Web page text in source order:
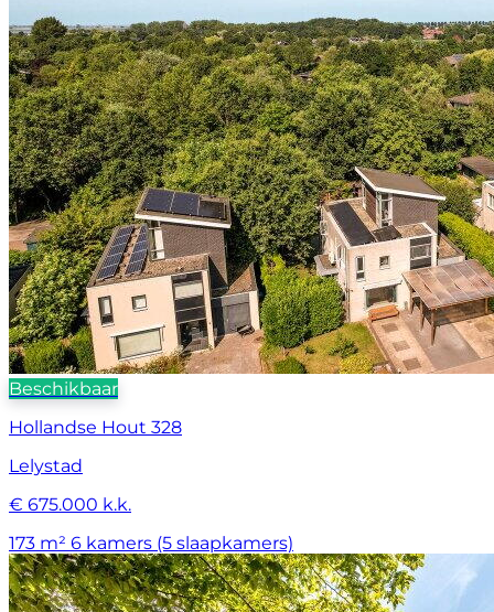
Beschikbaar
Hollandse Hout 328
Lelystad
€ 675.000 k.k.
173 m² 6 kamers (5 slaapkamers)